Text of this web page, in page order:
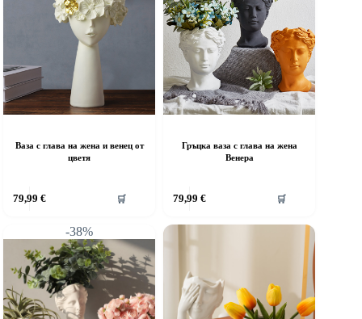
Ваза с глава на жена и венец от
цветя
79,99 € 🛒
Гръцка ваза с глава на жена
Венера
79,99 € 🛒
-38%